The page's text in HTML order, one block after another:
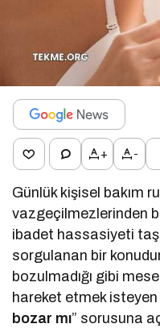
+ -
Günlük kişisel bakım
vazgeçilmezlerinden
ibadet hassasiyeti
sorgulanan bir
bozulmadığı gibi
hareket etmek isteyen
bozar mı” sorusuna